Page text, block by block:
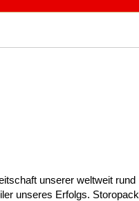
unserer weltweit rund
unseres Erfolgs. Storopack